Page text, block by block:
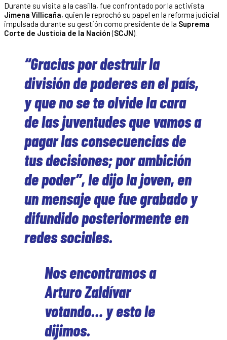
Durante su visita a la casilla, fue confrontado por la activista
Jimena Villicaña, quien le reprochó su papel en la reforma judicial
impulsada durante su gestión como presidente de la Suprema
Corte de Justicia de la Nación(SCJN).
“Gracias por destruir la
división de poderes en el país,
y que no se te olvide la cara
de las juventudes que vamos a
pagar las consecuencias de
tus decisiones; por ambición
de poder”, le dijo la joven, en
un mensaje que fue grabado y
difundido posteriormente en
redes sociales.
Nos encontramos a
Arturo Zaldívar
votando… y esto le
dijimos.